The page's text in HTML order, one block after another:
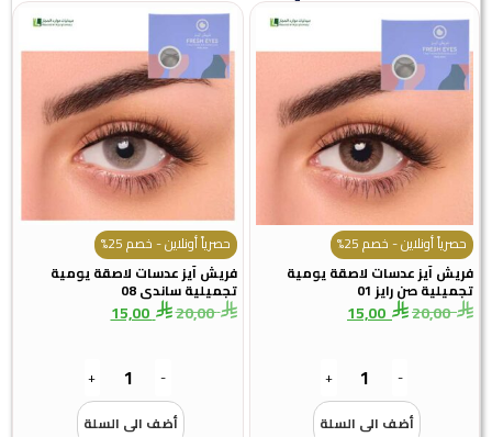
حصرياً أونلاين - خصم 25%
فريش آيز عدسات لاصقة يومية
تجميلية صن رايز 01
20,00
15,00
-
+
أضف الى السلة
حصرياً أونلاين - خصم 25%
فريش آيز عدسات لاصقة يومية
تجميلية ساندى 08
20,00
15,00
-
+
أضف الى السلة